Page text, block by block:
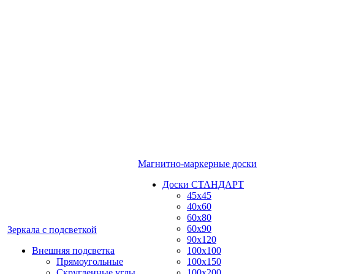
Зеркала с подсветкой
Внешняя подсветка
Прямоугольные
Магнитно-маркерные доски
Доски СТАНДАРТ
45x45
40x60
60x80
60x90
90x120
100x100
100x150